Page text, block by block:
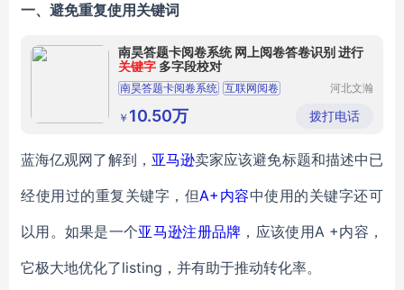
一、避免重复使用关键词
南昊答题卡阅卷系统 网上阅卷答卷识别 进行
关键字 多字段校对
南昊答题卡阅卷系统 互联网阅卷
中学网上阅卷
电子评卷系统
河北文瀚
技发展有
限公司
￥ 10.50万 拨打电话
蓝海亿观网了解到， 亚马逊卖家应该避免标题和描述中已
经使用过的重复关键字，但A+ 内容中使用的关键字还可
以用。如果是一个亚马逊注册品牌 ，应该使用A +内容，
它极大地优化了listing，并有助于推动转化率。